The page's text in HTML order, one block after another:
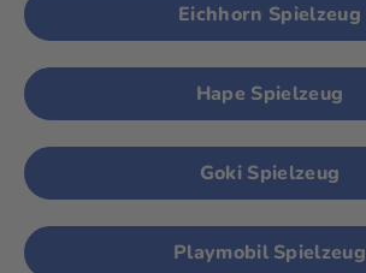
Eichhorn Spielzeug
Hape Spielzeug
Goki Spielzeug
Playmobil Spielzeug